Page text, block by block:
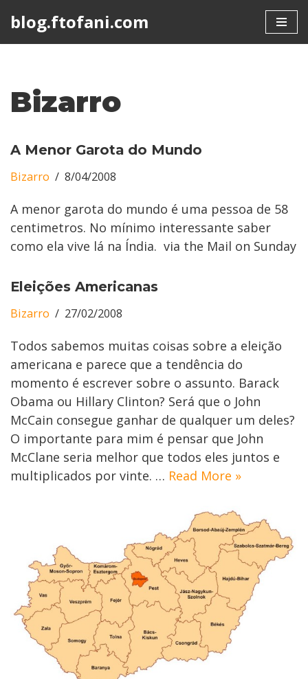
blog.ftofani.com
Bizarro
A Menor Garota do Mundo
Bizarro 8/04/2008
A menor garota do mundo é uma pessoa de 58
centimetros. No mínimo interessante saber
como ela vive lá na Índia. via the Mail on Sunday
Eleições Americanas
Bizarro 27/02/2008
Todos sabemos muitas coisas sobre a eleição
americana e parece que a tendência do
momento é escrever sobre o assunto. Barack
Obama ou Hillary Clinton? Será que o John
McCain consegue ganhar de qualquer um deles?
O importante para mim é pensar que John
McClane seria melhor que todos eles juntos e
multiplicados por vinte. … Read More »